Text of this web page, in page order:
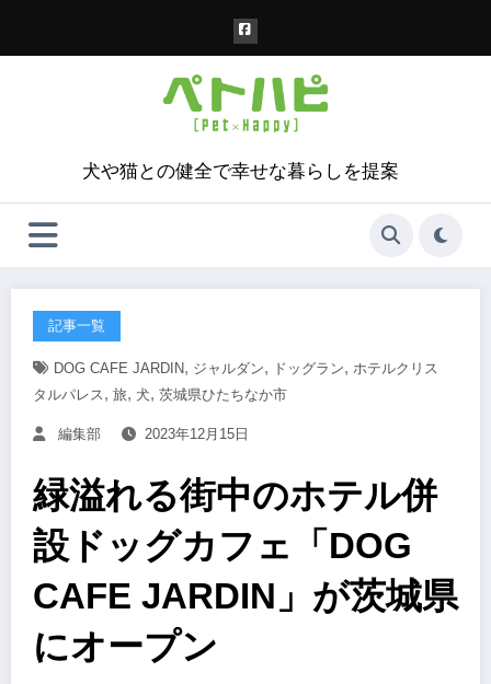
犬や猫との健全で幸せな暮らしを提案
記事一覧
DOG CAFE JARDIN, ジャルダン, ドッグラン, ホテルクリス
タルパレス, 旅, 犬, 茨城県ひたちなか市
編集部 2023年12月15日
緑溢れる街中のホテル併
設ドッグカフェ「DOG
CAFE JARDIN」が茨城県
にオープン